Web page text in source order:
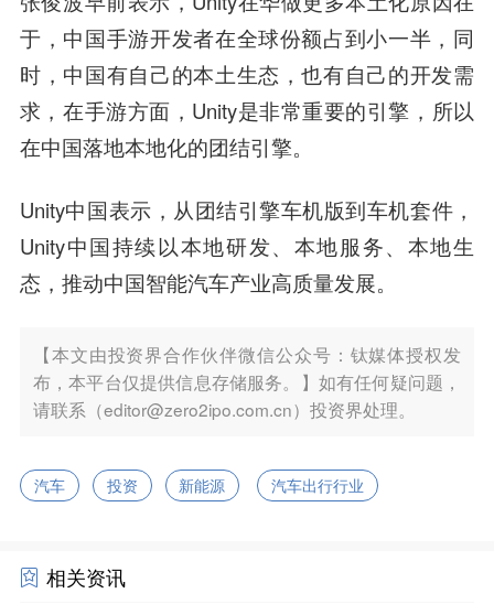
于，中国手游开发者在全球份额占到小一半，同
时，中国有自己的本土生态，也有自己的开发需
求，在手游方面，Unity是非常重要的引擎，所以
在中国落地本地化的团结引擎。
Unity中国表示，从团结引擎车机版到车机套件，
Unity中国持续以本地研发、本地服务、本地生
态，推动中国智能汽车产业高质量发展。
【本文由投资界合作伙伴微信公众号：钛媒体授权发
布，本平台仅提供信息存储服务。】如有任何疑问题，
请联系（editor@zero2ipo.com.cn）投资界处理。
汽车 投资 新能源 汽车出行行业
相关资讯